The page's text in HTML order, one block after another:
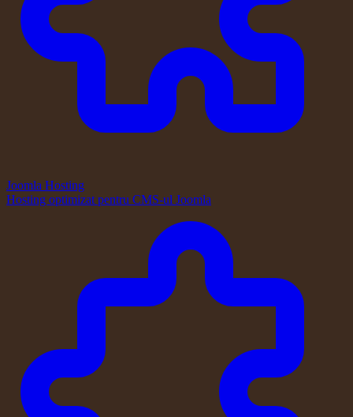
Joomla Hosting
Hosting optimizat pentru CMS-ul Joomla